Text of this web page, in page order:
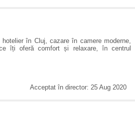
în Cluj, cazare în camere moderne,
îți oferă comfort și relaxare, în centrul
Acceptat în director: 25 Aug 2020